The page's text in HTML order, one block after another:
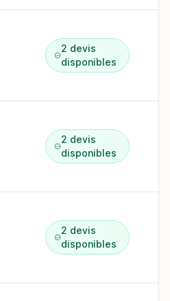
2 devis
disponibles
2 devis
disponibles
2 devis
disponibles